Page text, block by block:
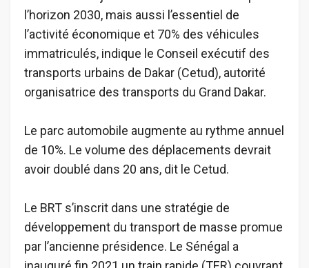
l’horizon 2030, mais aussi l’essentiel de
l’activité économique et 70% des véhicules
immatriculés, indique le Conseil exécutif des
transports urbains de Dakar (Cetud), autorité
organisatrice des transports du Grand Dakar.
Le parc automobile augmente au rythme annuel
de 10%. Le volume des déplacements devrait
avoir doublé dans 20 ans, dit le Cetud.
Le BRT s’inscrit dans une stratégie de
développement du transport de masse promue
par l’ancienne présidence. Le Sénégal a